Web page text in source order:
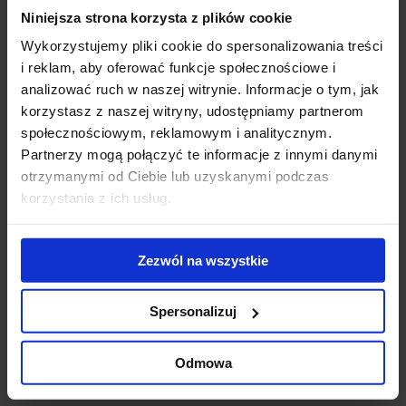
Niniejsza strona korzysta z plików cookie
Wykorzystujemy pliki cookie do spersonalizowania treści
i reklam, aby oferować funkcje społecznościowe i
analizować ruch w naszej witrynie. Informacje o tym, jak
korzystasz z naszej witryny, udostępniamy partnerom
społecznościowym, reklamowym i analitycznym.
Partnerzy mogą połączyć te informacje z innymi danymi
otrzymanymi od Ciebie lub uzyskanymi podczas
korzystania z ich usług.
Zezwól na wszystkie
Spersonalizuj
Odmowa
Modernization of
the Diuna
complex - new
conference
center opened
WTW wybiera V
Tower.
Doświadczony
ekspert z obszaru
usług
ubezpieczeniowych
stawia na
zrównoważoną
przestrzeń w
Contact us
Jones Lang LaSalle Sp. z o.o.